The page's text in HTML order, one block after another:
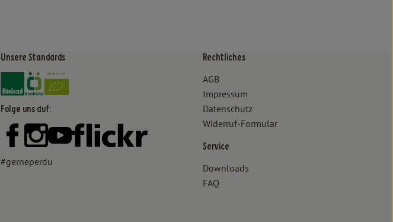
Unsere Standards
Externer Link zu https://www.bioland.de/verbraucher
Externer Link zu https://www.oekokiste.de/
Folge uns auf:
Externer Link zu https://www.facebook.com/lammertzhof/
Externer Link zu https://www.instagram.com/lammertzhof/
Externer Link zu https://www.youtube.com/channel/
Externer Link zu https://www.flickr.com/photos/
#gerneperdu
Rechtliches
AGB
Impressum
Datenschutz
Widerruf-Formular
Service
Downloads
FAQ